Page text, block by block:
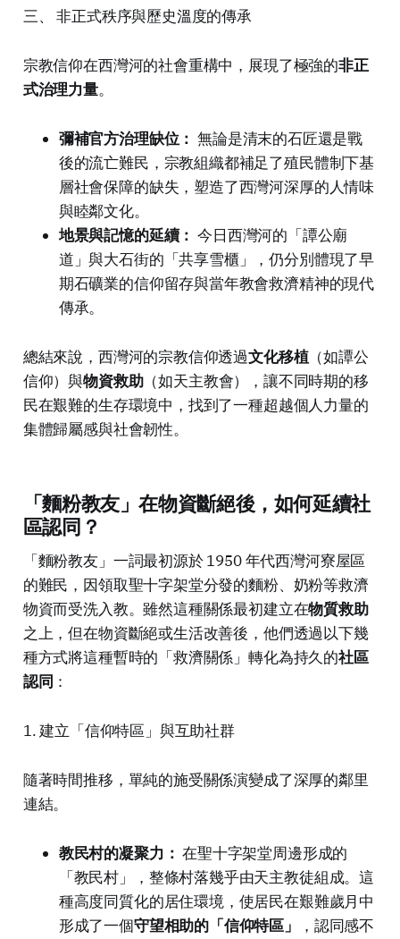
三、 非正式秩序與歷史溫度的傳承
宗教信仰在西灣河的社會重構中，展現了極強的非正
式治理力量。
彌補官方治理缺位： 無論是清末的石匠還是戰
後的流亡難民，宗教組織都補足了殖民體制下基
層社會保障的缺失，塑造了西灣河深厚的人情味
與睦鄰文化。
地景與記憶的延續： 今日西灣河的「譚公廟
道」與大石街的「共享雪櫃」，仍分別體現了早
期石礦業的信仰留存與當年教會救濟精神的現代
傳承。
總結來說，西灣河的宗教信仰透過文化移植（如譚公
信仰）與物資救助（如天主教會），讓不同時期的移
民在艱難的生存環境中，找到了一種超越個人力量的
集體歸屬感與社會韌性。
「麵粉教友」在物資斷絕後，如何延續社
區認同？
「麵粉教友」一詞最初源於 1950 年代西灣河寮屋區
的難民，因領取聖十字架堂分發的麵粉、奶粉等救濟
物資而受洗入教。雖然這種關係最初建立在物質救助
之上，但在物資斷絕或生活改善後，他們透過以下幾
種方式將這種暫時的「救濟關係」轉化為持久的社區
認同 ：
1. 建立「信仰特區」與互助社群
隨著時間推移，單純的施受關係演變成了深厚的鄰里
連結。
教民村的凝聚力： 在聖十字架堂周邊形成的
「教民村」，整條村落幾乎由天主教徒組成。這
種高度同質化的居住環境，使居民在艱難歲月中
形成了一個守望相助的「信仰特區」
，認同感不